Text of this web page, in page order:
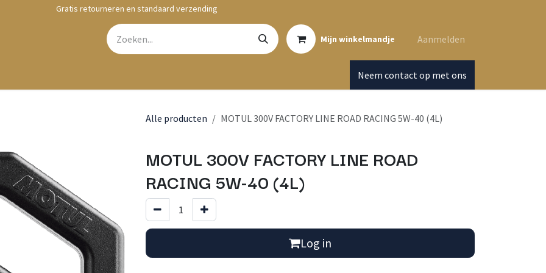
Gratis retourneren en standaard verzending
Mijn winkelmandje Aanmelden
Neem contact op met ons
Alle producten MOTUL 300V FACTORY LINE ROAD RACING 5W-40 (4L)
MOTUL 300V FACTORY LINE ROAD
RACING 5W-40 (4L)
Log in